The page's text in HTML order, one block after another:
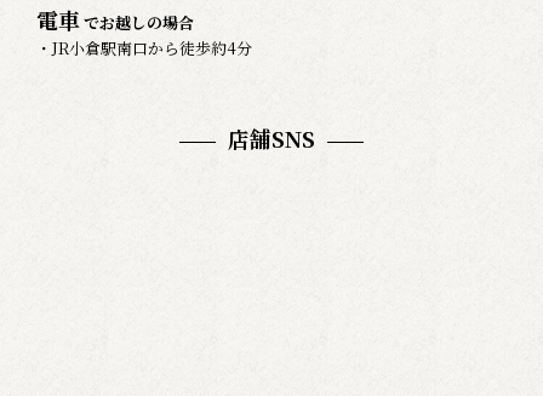
電車でお越しの場合
・JR小倉駅南口から徒歩約4分
店舗SNS